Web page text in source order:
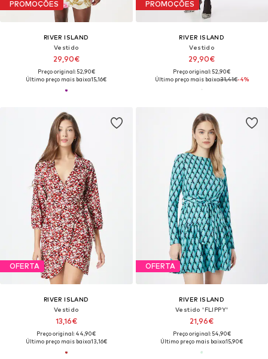
PROMOÇÕES
RIVER ISLAND
Vestido
29,90€
Preço original: 52,90€
Último preço mais baixo:15,16€
PROMOÇÕES
RIVER ISLAND
Vestido
29,90€
Preço original: 52,90€
Último preço mais baixo:31,41€-4%
OFERTA
RIVER ISLAND
Vestido
13,16€
Preço original: 44,90€
Último preço mais baixo:13,16€
OFERTA
RIVER ISLAND
Vestido 'FLIPPY'
21,96€
Preço original: 54,90€
Último preço mais baixo:15,90€